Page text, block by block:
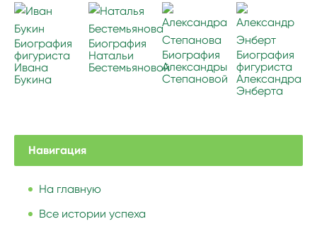
Биография
фигуриста
Ивана
Букина
Биография
Натальи
Бестемьяновой
Биография
Александры
Степановой
Биография
фигуриста
Александра
Энберта
Навигация
На главную
Все истории успеха